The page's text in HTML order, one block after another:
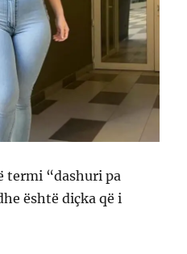
termi “dashuri pa
është diçka që i